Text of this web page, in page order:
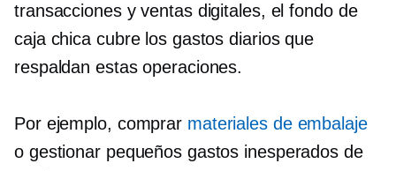
transacciones y ventas digitales, el fondo de
caja chica cubre los gastos diarios que
respaldan estas operaciones.
Por ejemplo, comprar materiales de embalaje
o gestionar pequeños gastos inesperados de